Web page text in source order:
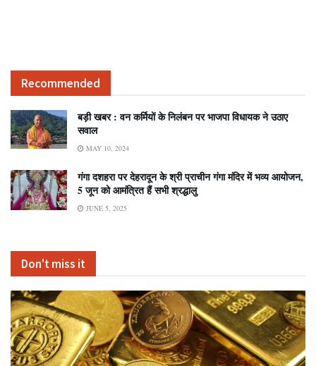
Recommended
बड़ी खबर : वन कर्मियों के निलंबन पर भाजपा विधायक ने उठाए
सवाल
MAY 10, 2024
गंगा दशहरा पर देहरादून के श्री प्राचीन गंगा मंदिर में भव्य आयोजन,
5 जून को आमंत्रित हैं सभी श्रद्धालु
JUNE 5, 2025
Don't miss it